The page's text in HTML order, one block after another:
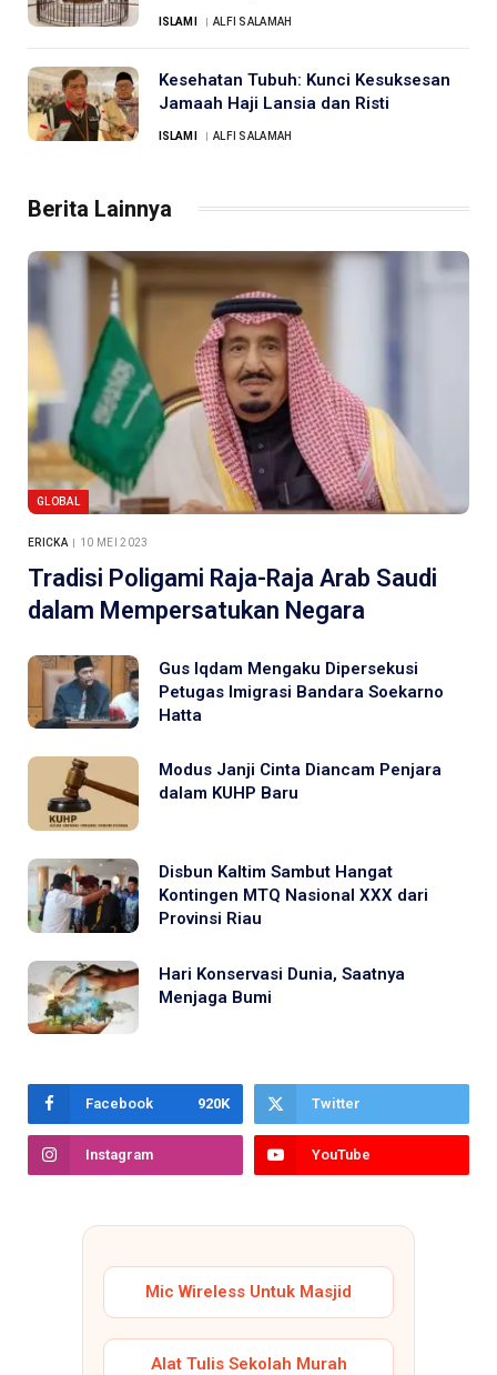
ISLAMI ALFI SALAMAH
Kesehatan Tubuh: Kunci Kesuksesan
Jamaah Haji Lansia dan Risti
ISLAMI ALFI SALAMAH
Berita Lainnya
GLOBAL
ERICKA 10 MEI 2023
Tradisi Poligami Raja-Raja Arab Saudi
dalam Mempersatukan Negara
Gus Iqdam Mengaku Dipersekusi
Petugas Imigrasi Bandara Soekarno
Hatta
Modus Janji Cinta Diancam Penjara
dalam KUHP Baru
Disbun Kaltim Sambut Hangat
Kontingen MTQ Nasional XXX dari
Provinsi Riau
Hari Konservasi Dunia, Saatnya
Menjaga Bumi
Facebook 920K Twitter
Instagram YouTube
Mic Wireless Untuk Masjid
Alat Tulis Sekolah Murah